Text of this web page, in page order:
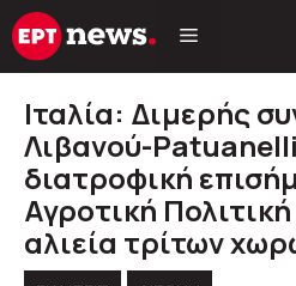
Μετάβαση
σε
Ιταλία: Διμερής
Λιβανού-
διατροφική
Αγροτική
αλιεία τρίτων